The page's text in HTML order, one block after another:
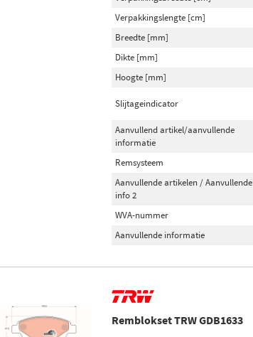
Verpakkingslengte [cm]
Breedte [mm]
Dikte [mm]
Hoogte [mm]
Slijtageindicator
Aanvullend artikel/aanvullende
informatie
Remsysteem
Aanvullende artikelen / Aanvullende
info 2
WVA-nummer
Aanvullende informatie
Remblokset TRW GDB1633